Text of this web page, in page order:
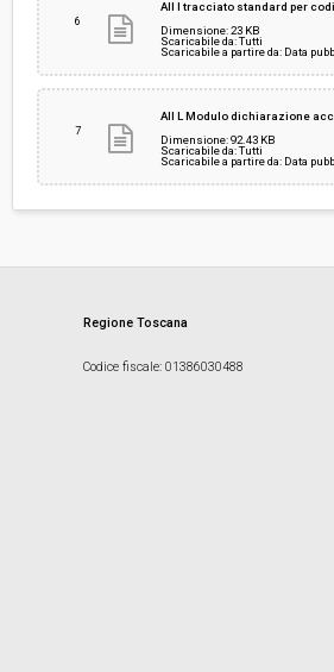
6
All I tracciato standard per
Dimensione: 23 KB
Scaricabile da: Tutti
Scaricabile a partire da: Data
7
All L Modulo dichiarazione
Dimensione: 92.43 KB
Scaricabile da: Tutti
Scaricabile a partire da: Data
Regione Toscana
Codice fiscale: 01386030488